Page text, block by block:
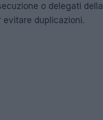
o delegati della
evitare duplicazioni.